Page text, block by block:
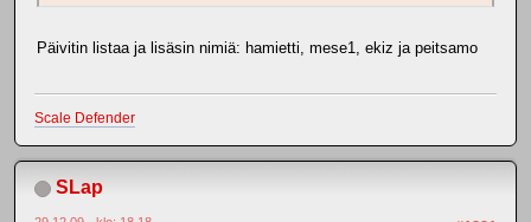
Päivitin listaa ja lisäsin nimiä: hamietti, mese1, ekiz ja peitsamo
Scale Defender
SLap